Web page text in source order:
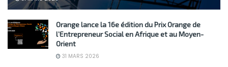
Orange lance la 16e édition du Prix Orange de
l’Entrepreneur Social en Afrique et au Moyen-
Orient
31 MARS 2026